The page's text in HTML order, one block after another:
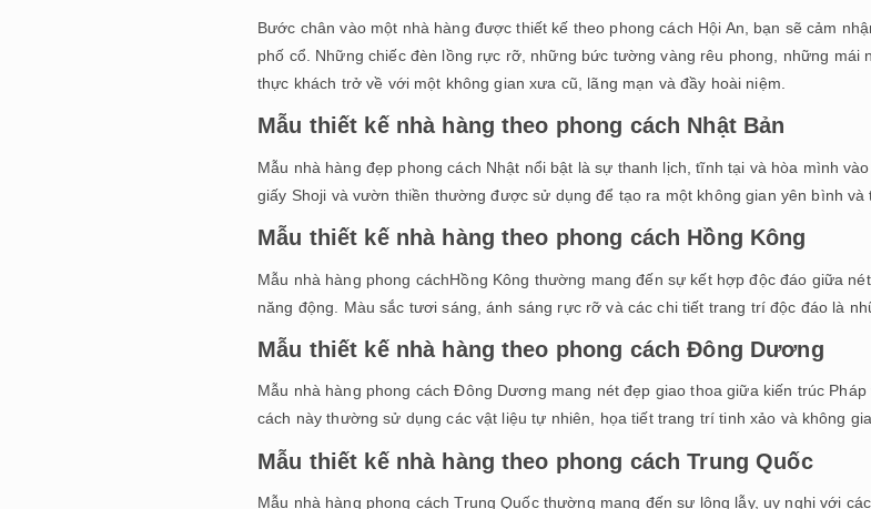
Bước chân vào một nhà hàng được thiết kế theo phong cách Hội An, bạn sẽ cảm
phố cổ. Những chiếc đèn lồng rực rỡ, những bức tường vàng rêu phong, những mái
thực khách trở về với một không gian xưa cũ, lãng mạn và đầy hoài niệm.
Mẫu thiết kế nhà hàng theo phong cách Nhật Bản
Mẫu nhà hàng đẹp phong cách Nhật nổi bật là sự thanh lịch, tĩnh tại và hòa mình
giấy Shoji và vườn thiền thường được sử dụng để tạo ra một không gian yên bình và
Mẫu thiết kế nhà hàng theo phong cách Hồng Kông
Mẫu nhà hàng phong cáchHồng Kông thường mang đến sự kết hợp độc đáo giữa
năng động. Màu sắc tươi sáng, ánh sáng rực rỡ và các chi tiết trang trí độc đáo là
Mẫu thiết kế nhà hàng theo phong cách Đông Dương
Mẫu nhà hàng phong cách Đông Dương mang nét đẹp giao thoa giữa kiến trúc
cách này thường sử dụng các vật liệu tự nhiên, họa tiết trang trí tinh xảo và không
Mẫu thiết kế nhà hàng theo phong cách Trung Quốc
Mẫu nhà hàng phong cách Trung Quốc thường mang đến sự lộng lẫy, uy nghi với